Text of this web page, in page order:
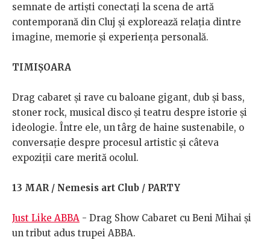
semnate de artiști conectați la scena de artă
contemporană din Cluj și explorează relația dintre
imagine, memorie și experiența personală.
TIMIȘOARA
Drag cabaret și rave cu baloane gigant, dub și bass,
stoner rock, musical disco și teatru despre istorie și
ideologie. Între ele, un târg de haine sustenabile, o
conversație despre procesul artistic și câteva
expoziții care merită ocolul.
13 MAR / Nemesis art Club / PARTY
Just Like ABBA - Drag Show Cabaret cu Beni Mihai și
un tribut adus trupei ABBA.